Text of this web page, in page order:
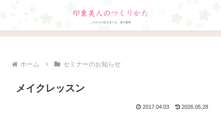
ホーム セミナーのお知らせ
メイクレッスン
2017.04.03 2026.05.28